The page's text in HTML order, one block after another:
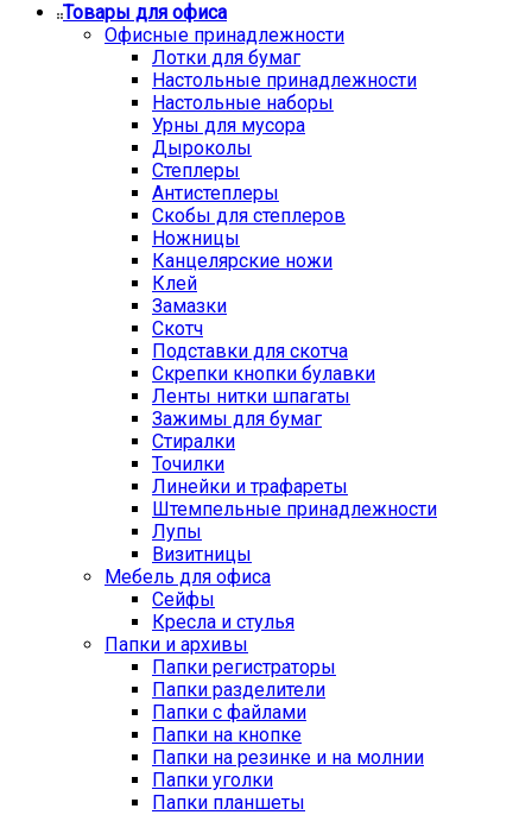
Товары для офиса
Офисные принадлежности
Лотки для бумаг
Настольные принадлежности
Настольные наборы
Урны для мусора
Дыроколы
Степлеры
Антистеплеры
Скобы для степлеров
Ножницы
Канцелярские ножи
Клей
Замазки
Скотч
Подставки для скотча
Скрепки кнопки булавки
Ленты нитки шпагаты
Зажимы для бумаг
Стиралки
Точилки
Линейки и трафареты
Штемпельные принадлежности
Лупы
Визитницы
Мебель для офиса
Сейфы
Кресла и стулья
Папки и архивы
Папки регистраторы
Папки разделители
Папки с файлами
Папки на кнопке
Папки на резинке и на молнии
Папки уголки
Папки планшеты